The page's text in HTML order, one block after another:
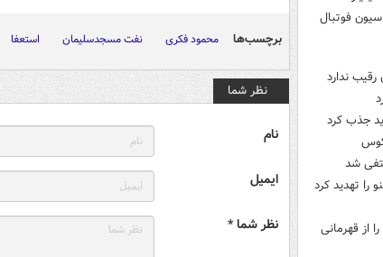
فوتبال
ندارد
شد
را تهدید کرد
از قهرمانی
برچسب‌ها محمود فکری نفت مسجدسلیمان استعفا
نظر شما
نام
ایمیل
نظر شما *